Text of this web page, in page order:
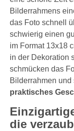
Bilderrahmens
das Foto schnell
schwierig einen
im Format 13x18
in der Dekoration
schmücken das
Bilderrahmen
praktisches
die